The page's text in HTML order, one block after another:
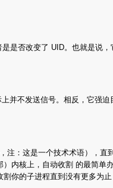
否改变了 UID。也就是说
不发送信号。相反，它强
：这是一个技术术语），
核上，自动收割 的最简
你的子进程直到没有更多为止